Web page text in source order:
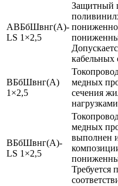
АВБбШвнг(А)-
LS 1×2,5
Защитный
кабельных
ВБбШвнг(А)
1×2,5
медных
сечения
ВБбШвнг(А)-
LS 1×2,5
медных
выполнен
Требуется